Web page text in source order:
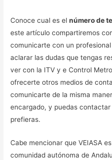
Conoce cual es elnúmero de
este artículo compartiremos
comunicarte con un
aclarar las dudas que tengas
ver con la ITV y e Control
ofrecerte otros medios de
comunicarte de la misma
encargado, y puedas contactar
prefieras.
Cabe mencionar que VEIASA
comunidad autónoma de